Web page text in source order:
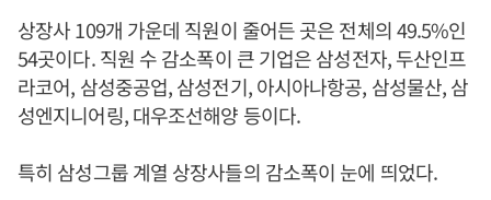
상장사 109개 가운데 직원이 줄어든 곳은 전체의 49.5%인
54곳이다. 직원 수 감소폭이 큰 기업은 삼성전자, 두산인프
라코어, 삼성중공업, 삼성전기, 아시아나항공, 삼성물산, 삼
성엔지니어링, 대우조선해양 등이다.
특히 삼성그룹 계열 상장사들의 감소폭이 눈에 띄었다.